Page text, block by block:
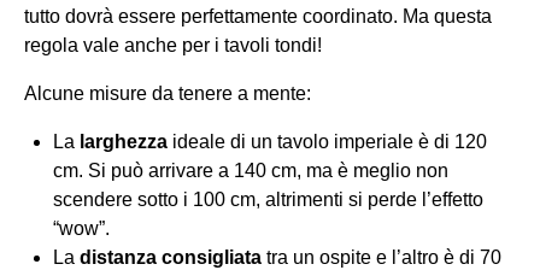
tutto dovrà essere perfettamente coordinato. Ma questa
regola vale anche per i tavoli tondi!
Alcune misure da tenere a mente:
La larghezza ideale di un tavolo imperiale è di 120
cm. Si può arrivare a 140 cm, ma è meglio non
scendere sotto i 100 cm, altrimenti si perde l’effetto
“wow”.
La distanza consigliata tra un ospite e l’altro è di 70